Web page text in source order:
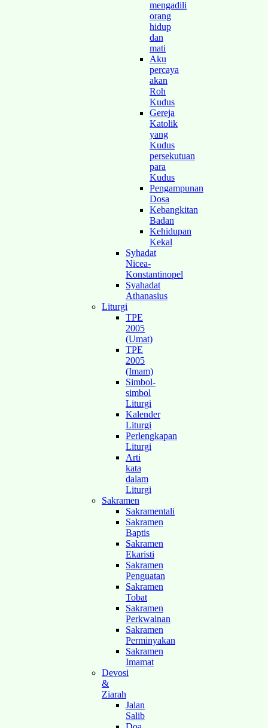
mengadili
orang
hidup
dan
mati
Aku
percaya
akan
Roh
Kudus
Gereja
Katolik
yang
Kudus
persekutuan
para
Kudus
Pengampunan
Dosa
Kebangkitan
Badan
Kehidupan
Kekal
Syhadat
Nicea-
Konstantinopel
Syahadat
Athanasius
Liturgi
TPE
2005
(Umat)
TPE
2005
(Imam)
Simbol-
simbol
Liturgi
Kalender
Liturgi
Perlengkapan
Liturgi
Arti
kata
dalam
Liturgi
Sakramen
Sakramentali
Sakramen
Baptis
Sakramen
Ekaristi
Sakramen
Penguatan
Sakramen
Tobat
Sakramen
Perkwainan
Sakramen
Perminyakan
Sakramen
Imamat
Devosi
&
Ziarah
Jalan
Salib